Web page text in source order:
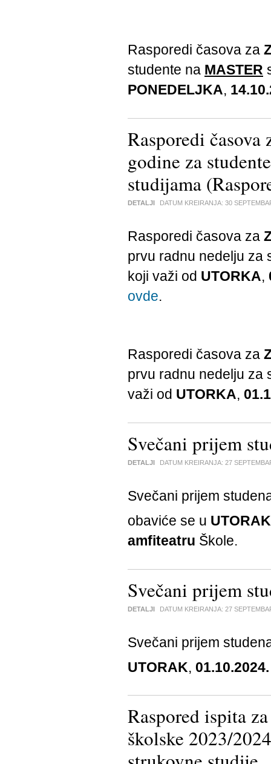
Rasporedi časova za
studente na MASTER
PONEDELJKA,
Rasporedi
godine za
studijama
DETALJI DATUM KREIRANJA: 30
Rasporedi časova za
prvu radnu nedelju za
koji važi od UTORKA,
ovde.
Rasporedi časova za
prvu radnu nedelju za
važi od UTORKA,
Svečani prijem
DETALJI DATUM KREIRANJA: 27
Svečani prijem
obaviće se u UTORAK
amfiteatru Škole.
Svečani prijem
DETALJI DATUM KREIRANJA: 27
Svečani prijem
UTORAK, 01.10.2024.
Raspored ispita
školske 2023/